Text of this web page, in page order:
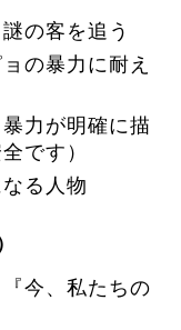
の客を追う
の暴力に耐え
暴力が明確に描
です）
なる人物
今、私たちの